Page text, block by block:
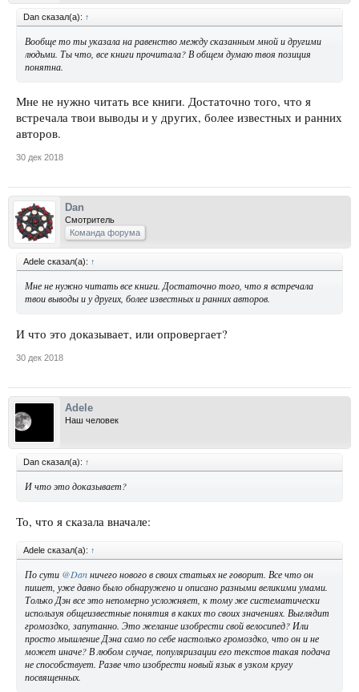
Dan сказал(а): ↑
Вообще то ты указала на равенство между сказанным мной и другими
людьми. Ты что, все книги прочитала? В общем думаю твоя позиция
понятна.
Мне не нужно читать все книги. Достаточно того, что я
встречала твои выводы и у других, более известных и ранних
авторов.
30 дек 2018
Dan
Смотритель
Команда форума
Adele сказал(а): ↑
Мне не нужно читать все книги. Достаточно того, что я встречала
твои выводы и у других, более известных и ранних авторов.
И что это доказывает, или опровергает?
30 дек 2018
Adele
Наш человек
Dan сказал(а): ↑
И что это доказывает?
То, что я сказала вначале:
Adele сказал(а): ↑
По сути @Danничего нового в своих статьях не говорит. Все что он
пишет, уже давно было обнаружено и описано разными великими умами.
Только Дэн все это непомерно усложняет, к тому же систематически
используя общеизвестные понятия в каких то своих значениях. Выглядит
громоздко, запутанно. Это желание изобрести свой велосипед? Или
просто мышление Дэна само по себе настолько громоздко, что он и не
может иначе? В любом случае, популяризации его текстов такая подача
не способствует. Разве что изобрести новый язык в узком кругу
посвященных.